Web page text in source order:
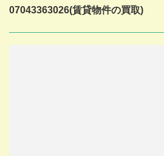
07043363026(賃貸物件の買取)